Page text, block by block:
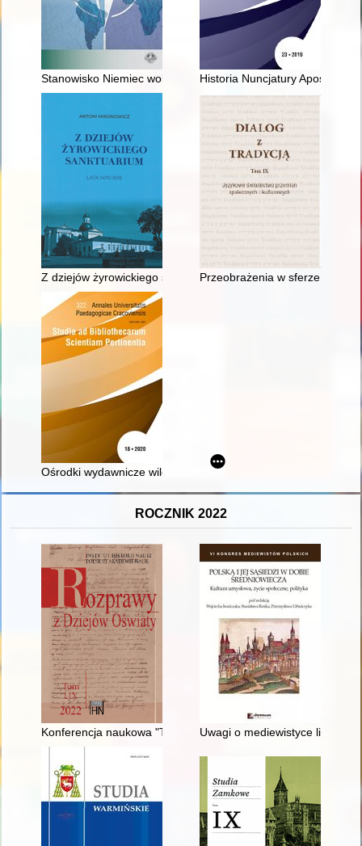
Stanowisko Niemiec wobec akcesji Polski do NATO
Historia Nuncjatury
Z dziejów żyrowickiego sanktuarium. Vol. 1,
Przeobrażenia w sferze
Ośrodki wydawnicze wileńskiej konspiracji 1939-1945
ROCZNIK 2022
Konferencja naukowa "Twórcy polskiej historii oświaty i
Uwagi o mediewistyce